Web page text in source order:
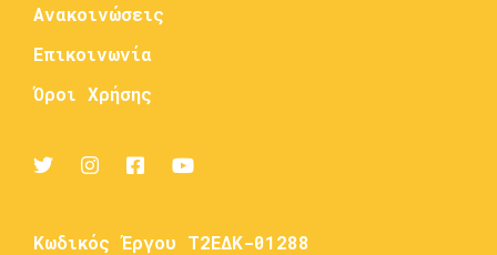
Ανακοινώσεις
Επικοινωνία
Όροι Χρήσης
Κωδικός Έργου Τ2ΕΔΚ-01288